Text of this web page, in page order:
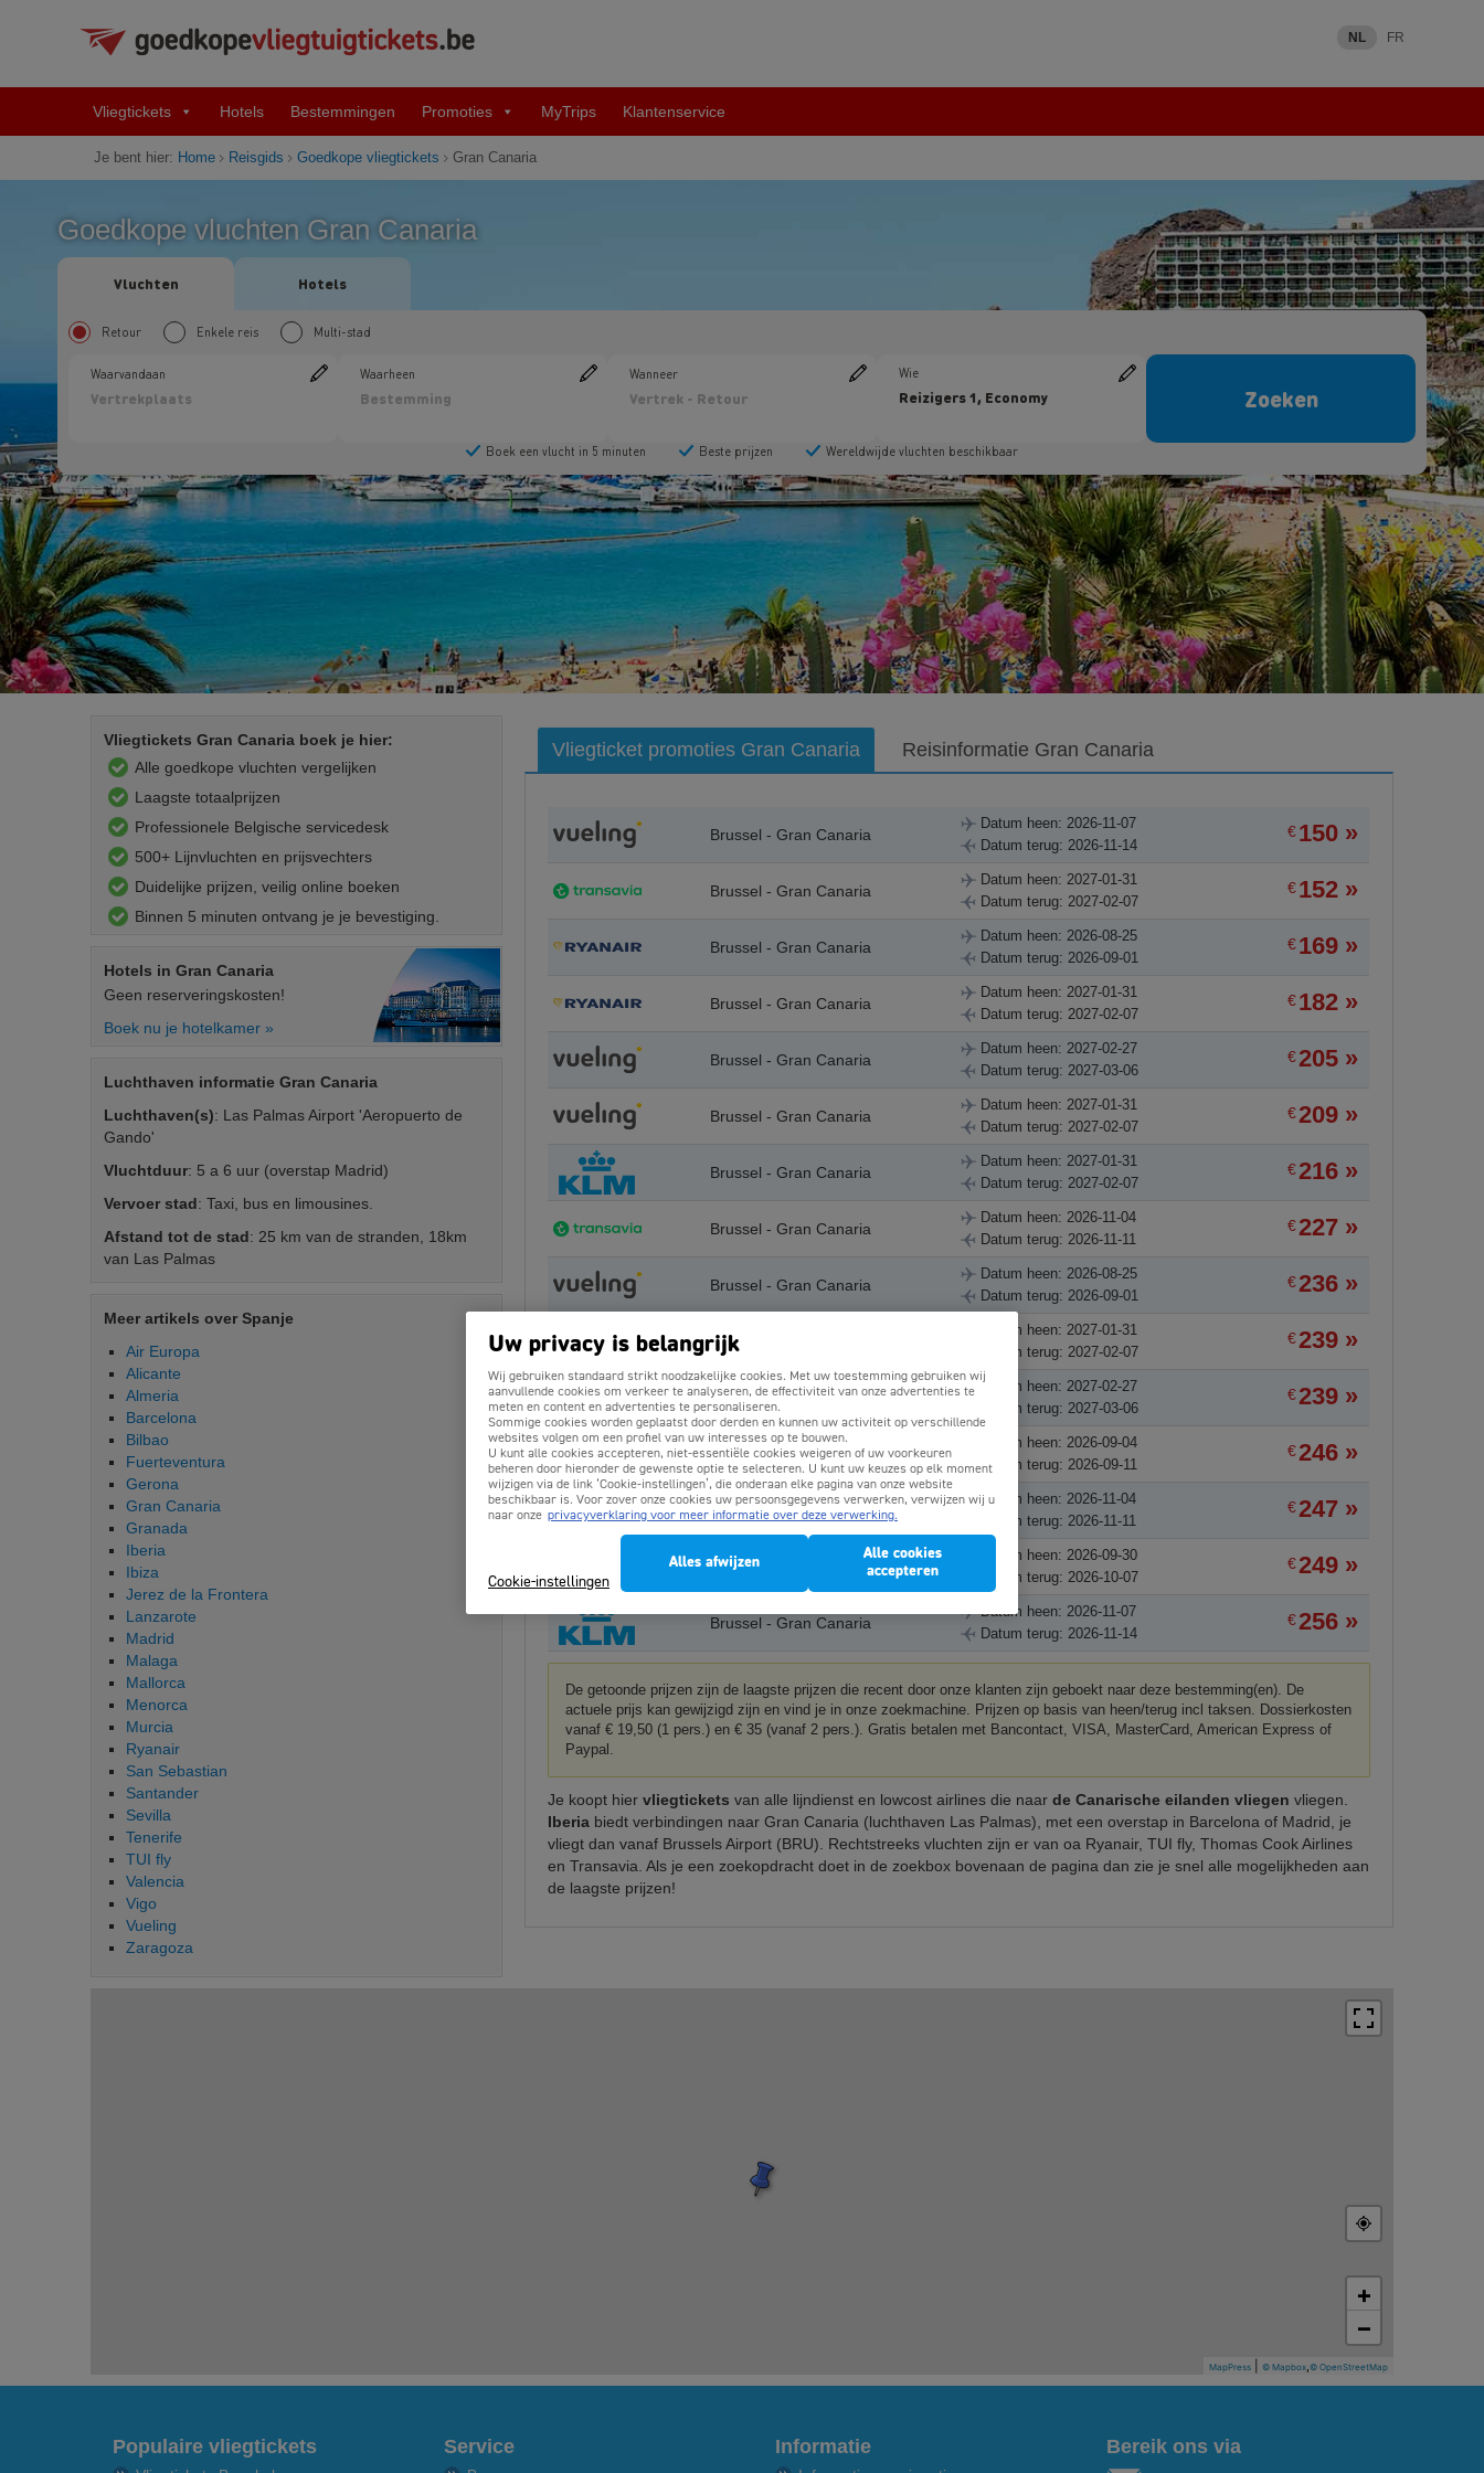
NL FR
Vliegtickets Hotels Bestemmingen Promoties MyTrips Klantenservice
Je bent hier: Home Reisgids Goedkope vliegtickets Gran Canaria
Goedkope vluchten Gran Canaria
Vliegticket promoties Gran Canaria Reisinformatie Gran Canaria
Brussel - Gran Canaria
Datum heen: 2026-11-07
Datum terug: 2026-11-14
€150 »
Brussel - Gran Canaria
Datum heen: 2027-01-31
Datum terug: 2027-02-07
€152 »
Brussel - Gran Canaria
Datum heen: 2026-08-25
Datum terug: 2026-09-01
€169 »
Brussel - Gran Canaria
Datum heen: 2027-01-31
Datum terug: 2027-02-07
€182 »
Brussel - Gran Canaria
Datum heen: 2027-02-27
Datum terug: 2027-03-06
€205 »
Brussel - Gran Canaria
Datum heen: 2027-01-31
Datum terug: 2027-02-07
€209 »
Brussel - Gran Canaria
Datum heen: 2027-01-31
Datum terug: 2027-02-07
€216 »
Brussel - Gran Canaria
Datum heen: 2026-11-04
Datum terug: 2026-11-11
€227 »
Brussel - Gran Canaria
Datum heen: 2026-08-25
Datum terug: 2026-09-01
€236 »
Brussel - Gran Canaria
Datum heen: 2027-01-31
Datum terug: 2027-02-07
€239 »
Brussel - Gran Canaria
Datum heen: 2027-02-27
Datum terug: 2027-03-06
€239 »
Brussel - Gran Canaria
Datum heen: 2026-09-04
Datum terug: 2026-09-11
€246 »
Brussel - Gran Canaria
Datum heen: 2026-11-04
Datum terug: 2026-11-11
€247 »
Brussel - Gran Canaria
Datum heen: 2026-09-30
Datum terug: 2026-10-07
€249 »
Brussel - Gran Canaria
Datum heen: 2026-11-07
Datum terug: 2026-11-14
€256 »
De getoonde prijzen zijn de laagste prijzen die recent door onze klanten zijn geboekt naar deze bestemming(en). De
actuele prijs kan gewijzigd zijn en vind je in onze zoekmachine. Prijzen op basis van heen/terug incl taksen. Dossierkosten
vanaf € 19,50 (1 pers.) en € 35 (vanaf 2 pers.). Gratis betalen met Bancontact, VISA, MasterCard, American Express of
Paypal.
Je koopt hiervliegticketsvan alle lijndienst en lowcost airlines die naarde Canarische eilanden vliegenvliegen.
Iberia biedt verbindingen naar Gran Canaria (luchthaven Las Palmas), met een overstap in Barcelona of Madrid, je
vliegt dan vanaf Brussels Airport (BRU). Rechtstreeks vluchten zijn er van oa Ryanair, TUI fly, Thomas Cook Airlines
en Transavia. Als je een zoekopdracht doet in de zoekbox bovenaan de pagina dan zie je snel alle mogelijkheden aan
de laagste prijzen!
Vliegtickets Gran Canaria boek je hier:
Alle goedkope vluchten vergelijken
Laagste totaalprijzen
Professionele Belgische servicedesk
500+ Lijnvluchten en prijsvechters
Duidelijke prijzen, veilig online boeken
Binnen 5 minuten ontvang je je bevestiging.
Hotels in Gran Canaria
Geen reserveringskosten!
Boek nu je hotelkamer »
Luchthaven informatie Gran Canaria
Luchthaven(s): Las Palmas Airport 'Aeropuerto de
Gando'
Vluchtduur: 5 a 6 uur (overstap Madrid)
Vervoer stad: Taxi, bus en limousines.
Afstand tot de stad: 25 km van de stranden, 18km
van Las Palmas
Meer artikels over Spanje
Air Europa
Alicante
Almeria
Barcelona
Bilbao
Fuerteventura
Gerona
Gran Canaria
Granada
Iberia
Ibiza
Jerez de la Frontera
Lanzarote
Madrid
Malaga
Mallorca
Menorca
Murcia
Ryanair
San Sebastian
Santander
Sevilla
Tenerife
TUI fly
Valencia
Vigo
Vueling
Zaragoza
+
−
MapPress © Mapbox,© OpenStreetMap
Populaire vliegtickets Service Informatie Bereik ons via
Uw privacy is belangrijk
Wij gebruiken standaard strikt noodzakelijke cookies. Met uw toestemming gebruiken wij
aanvullende cookies om verkeer te analyseren, de effectiviteit van onze advertenties te
meten en content en advertenties te personaliseren.
Sommige cookies worden geplaatst door derden en kunnen uw activiteit op verschillende
websites volgen om een profiel van uw interesses op te bouwen.
U kunt alle cookies accepteren, niet-essentiële cookies weigeren of uw voorkeuren
beheren door hieronder de gewenste optie te selecteren. U kunt uw keuzes op elk moment
wijzigen via de link ‘Cookie-instellingen’, die onderaan elke pagina van onze website
beschikbaar is. Voor zover onze cookies uw persoonsgegevens verwerken, verwijzen wij u
naar onze privacyverklaring voor meer informatie over deze verwerking.
Cookie-instellingen
Alles afwijzen
Alle cookies
accepteren